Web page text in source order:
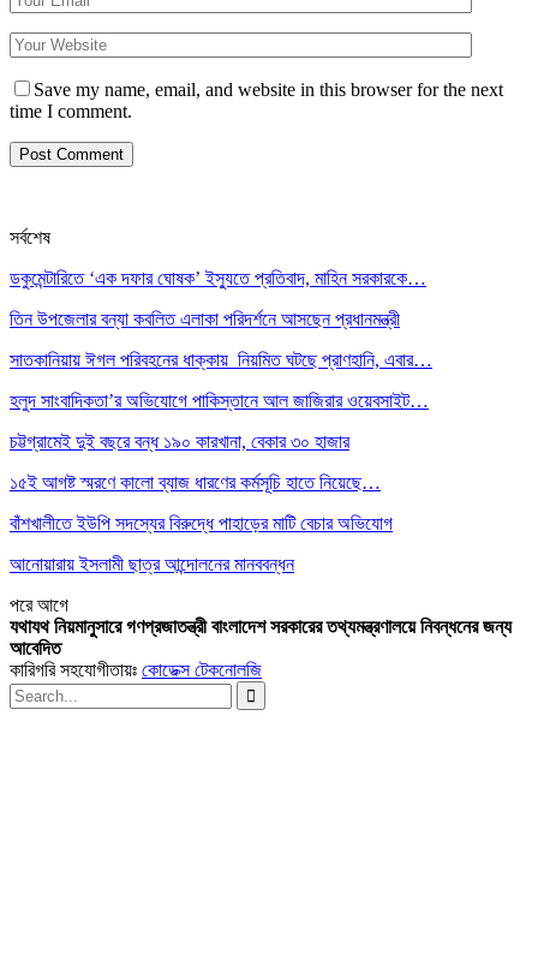
Save my name, email, and website in this browser for the next
time I comment.
সর্বশেষ
ডকুমেন্টারিতে ‘এক দফার ঘোষক’ ইস্যুতে প্রতিবাদ, মাহিন সরকারকে…
তিন উপজেলার বন্যা কবলিত এলাকা পরিদর্শনে আসছেন প্রধানমন্ত্রী
সাতকানিয়ায় ঈগল পরিবহনের ধাক্কায় নিয়মিত ঘটছে প্রাণহানি, এবার…
হলুদ সাংবাদিকতা’র অভিযোগে পাকিস্তানে আল জাজিরার ওয়েবসাইট…
চট্টগ্রামেই দুই বছরে বন্ধ ১৯০ কারখানা, বেকার ৩০ হাজার
১৫ই আগষ্ট স্মরণে কালো ব্যাজ ধারণের কর্মসূচি হাতে নিয়েছে…
বাঁশখালীতে ইউপি সদস্যের বিরুদ্ধে পাহাড়ের মাটি বেচার অভিযোগ
আনোয়ারায় ইসলামী ছাত্র আন্দোলনের মানববন্ধন
পরেআগে
যথাযথ নিয়মানুসারে গণপ্রজাতন্ত্রী বাংলাদেশ সরকারের তথ্যমন্ত্রণালয়ে নিবন্ধনের জন্য
আবেদিত
কারিগরি সহযোগীতায়ঃ কোডেক্স টেকনোলজি